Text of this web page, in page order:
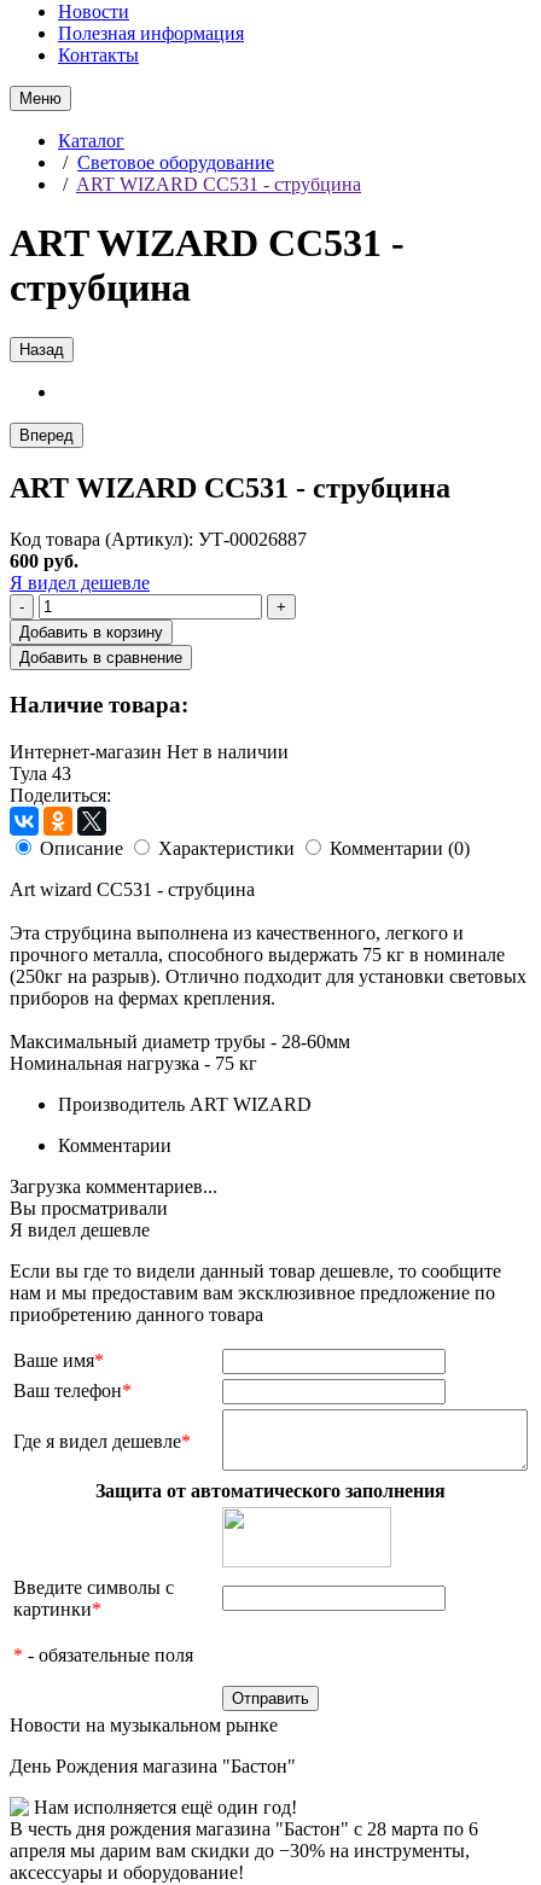
Новости
Полезная информация
Контакты
Меню
Каталог
/ Световое оборудование
/ ART WIZARD CC531 - струбцина
ART WIZARD CC531 -
струбцина
Назад
Вперед
ART WIZARD CC531 - струбцина
Код товара (Артикул): УТ-00026887
600 руб.
Я видел дешевле
-
+
Добавить в корзину
Добавить в сравнение
Наличие товара:
Интернет-магазин Нет в наличии
Тула 43
Поделиться:
Описание Характеристики
Комментарии (0)
Art wizard CC531 - струбцина
Эта струбцина выполнена из качественного, легкого и
прочного металла, способного выдержать 75 кг в номинале
(250кг на разрыв). Отлично подходит для установки световых
приборов на фермах крепления.
Максимальный диаметр трубы - 28-60мм
Номинальная нагрузка - 75 кг
Производитель ART WIZARD
Комментарии
Загрузка комментариев...
Вы просматривали
Я видел дешевле
Если вы где то видели данный товар дешевле, то сообщите
нам и мы предоставим вам эксклюзивное предложение по
приобретению данного товара
Ваше имя*
Ваш телефон*
Где я видел дешевле*
Защита от автоматического заполнения
Введите символы с
картинки*
* - обязательные поля
Новости на музыкальном рынке
День Рождения магазина "Бастон"
Нам исполняется ещё один год!
В честь дня рождения магазина "Бастон" с 28 марта по 6
апреля мы дарим вам скидки до −30% на инструменты,
аксессуары и оборудование!